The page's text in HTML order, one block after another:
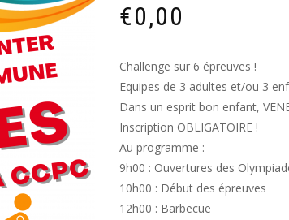
€0,00
Challenge sur 6 épreuves !
Equipes de 3 adultes et/ou 3
Dans un esprit bon enfant,
Inscription OBLIGATOIRE !
Au programme :
9h00 : Ouvertures des
10h00 : Début des épreuves
12h00 : Barbecue